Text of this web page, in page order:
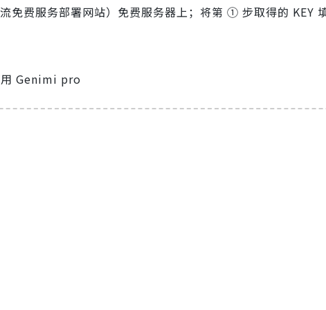
费服务部署网站）免费服务器上；将第 ① 步取得的 KEY
用 Genimi pro